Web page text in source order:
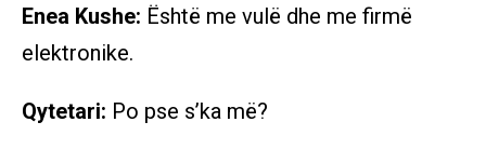
Enea Kushe: Është me vulë dhe me firmë
elektronike.
Qytetari: Po pse s’ka më?